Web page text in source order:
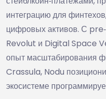
интеграцию для
цифровых активов. С
Revolut и Digital Space
опыт масштабирования
Crassula, Nodu
экосистеме